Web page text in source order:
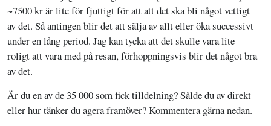
~7500 kr är lite för fjuttigt för att att det ska bli något vettigt
av det. Så antingen blir det att sälja av allt eller öka successivt
under en lång period. Jag kan tycka att det skulle vara lite
roligt att vara med på resan, förhoppningsvis blir det något bra
av det.
Är du en av de 35 000 som fick tilldelning? Sålde du av direkt
eller hur tänker du agera framöver? Kommentera gärna nedan.